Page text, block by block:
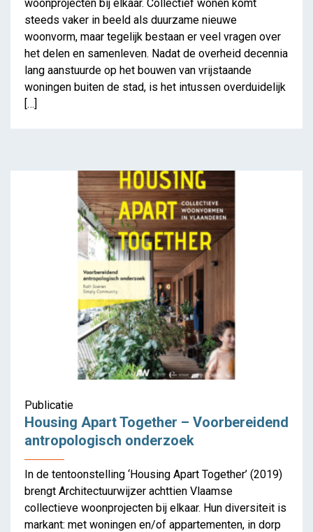
woonprojecten bij elkaar. Collectief wonen komt
steeds vaker in beeld als duurzame nieuwe
woonvorm, maar tegelijk bestaan er veel vragen over
het delen en samenleven. Nadat de overheid decennia
lang aanstuurde op het bouwen van vrijstaande
woningen buiten de stad, is het intussen overduidelijk
[…]
Publicatie
Housing Apart Together – Voorbereidend
antropologisch onderzoek
In de tentoonstelling ‘Housing Apart Together’ (2019)
brengt Architectuurwijzer achttien Vlaamse
collectieve woonprojecten bij elkaar. Hun diversiteit is
markant: met woningen en/of appartementen, in dorp